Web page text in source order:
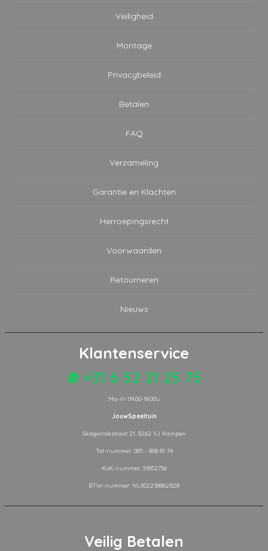
Veiligheid
Montage
Privacybeleid
Betalen
FAQ
Verzameling
Garantie en Klachten
Herroepingsrecht
Voorwaarden
Retourneren
Nieuws
Klantenservice
+31 6 52 21 25 75
Ma-Vr 09.00-18.00u
JouwSpeeltuin
Skagerrakstraat 21, 8262 VJ Kampen
Tel-nummer: 085 - 808 81 74
KvK-nummer: 51852756
BTW-nummer: NL002238862B28
Veilig Betalen